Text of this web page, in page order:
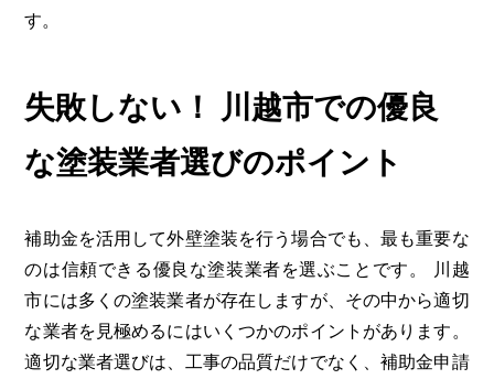
す。
失敗しない！ 川越市での優良
な塗装業者選びのポイント
補助金を活用して外壁塗装を行う場合でも、最も重要な
のは信頼できる優良な塗装業者を選ぶことです。 川越
市には多くの塗装業者が存在しますが、その中から適切
な業者を見極めるにはいくつかのポイントがあります。
適切な業者選びは、工事の品質だけでなく、補助金申請